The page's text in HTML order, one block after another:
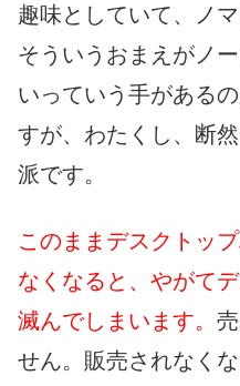
趣味としていて、ノ
そういうおまえがノ
いっていう手がある
すが、わたくし、断
派です。
このままデスクトッ
なくなると、やがて
滅んでしまいます。
せん。販売されなく